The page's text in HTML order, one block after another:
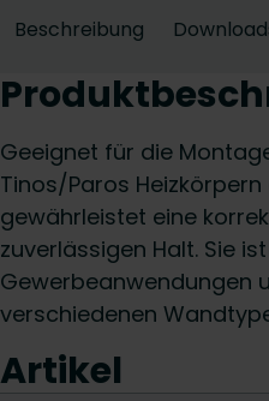
Beschreibung
Geeignet für die
Tinos/Paros Heizkörpern
gewährleistet eine
zuverlässigen Halt. Sie
Gewerbeanwendungen
verschiedenen
Artikel